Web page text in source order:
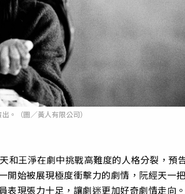
。（圖／黃人有限公司）
和王淨在劇中挑戰高難度的人格分裂，預
開始被展現極度衝擊力的劇情，阮經天一把
現張力十足，讓劇迷更加好奇劇情走向。